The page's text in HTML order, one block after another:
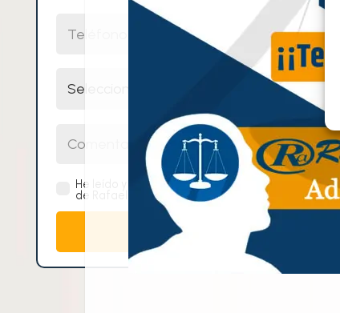
He leído y acepto la política de privacidad
de Rafael Alcalde Centro de Oposiciones.